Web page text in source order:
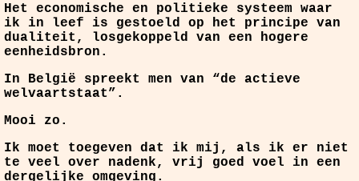
Het economische en politieke systeem waar
ik in leef is gestoeld op het principe van
dualiteit, losgekoppeld van een hogere
eenheidsbron.
In België spreekt men van “de actieve
welvaartstaat”.
Mooi zo.
Ik moet toegeven dat ik mij, als ik er niet
te veel over nadenk, vrij goed voel in een
dergelijke omgeving.